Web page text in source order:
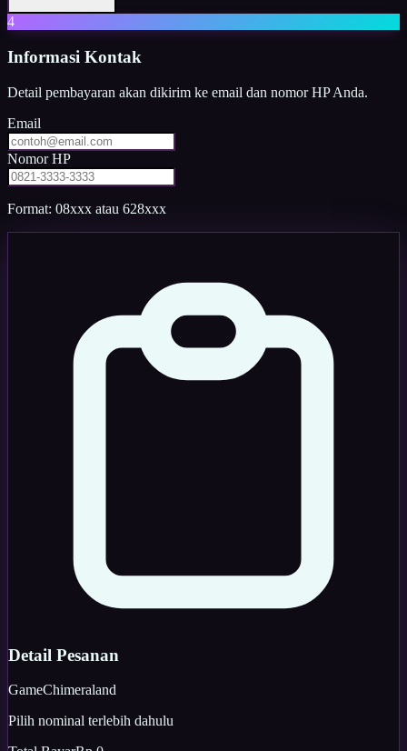
4
Informasi Kontak
Detail pembayaran akan dikirim ke email dan nomor HP Anda.
Email
Nomor HP
Format: 08xxx atau 628xxx
Detail Pesanan
GameChimeraland
Pilih nominal terlebih dahulu